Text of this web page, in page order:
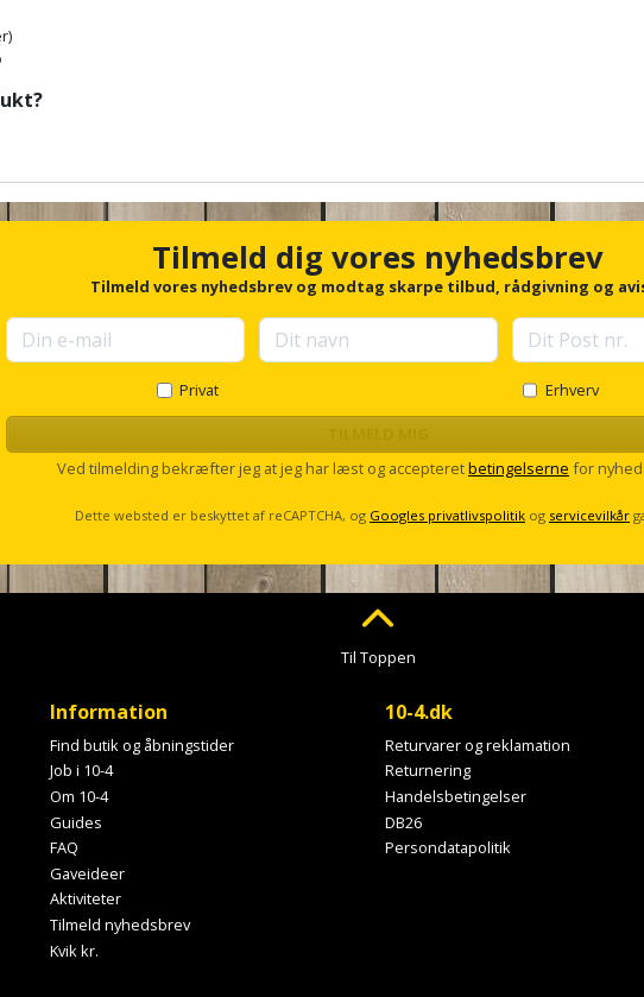
Tilmeld dig vores nyhedsbrev
Tilmeld vores nyhedsbrev og modtag skarpe tilbud, rådgivning og
Privat Erhverv
Ved tilmelding bekræfter jeg at jeg har læst og accepteretbetingelserne for
Dette websted er beskyttet af reCAPTCHA, og Googles privatlivspolitik og servicevilkår
Til Toppen
Information
Find butik og åbningstider
Job i 10-4
Om 10-4
Guides
FAQ
Gaveideer
Aktiviteter
Tilmeld nyhedsbrev
Kvik kr.
10-4.dk
Returvarer og reklamation
Returnering
Handelsbetingelser
DB26
Persondatapolitik